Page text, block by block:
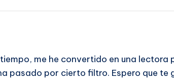
me he convertido en una
pasado por cierto filtro. Espero que te